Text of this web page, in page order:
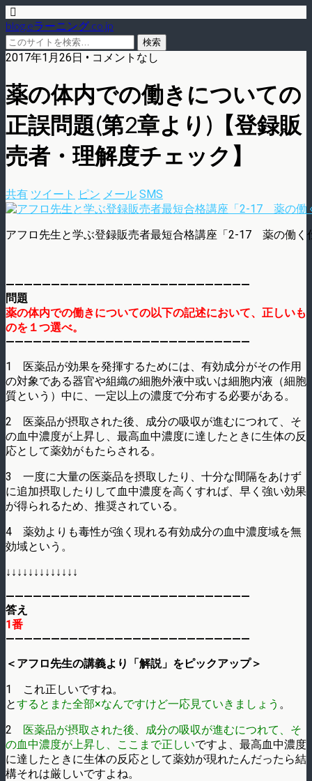
blog.eラーニング.co.jp
2017年1月26日 • コメントなし
薬の体内での働きについての
正誤問題(第2章より)【登録販
売者・理解度チェック】
共有 ツイート ピン メール SMS
アフロ先生と学ぶ登録販売者最短合格講座「2-17 薬の働く
———————————————————————————
問題
薬の体内での働きについての以下の記述において、正しいも
のを１つ選べ。
———————————————————————————
1 医薬品が効果を発揮するためには、有効成分がその作用
の対象である器官や組織の細胞外液中或いは細胞内液（細胞
質という）中に、一定以上の濃度で分布する必要がある。
2 医薬品が摂取された後、成分の吸収が進むにつれて、そ
の血中濃度が上昇し、最高血中濃度に達したときに生体の反
応として薬効がもたらされる。
3 一度に大量の医薬品を摂取したり、十分な間隔をあけず
に追加摂取したりして血中濃度を高くすれば、早く強い効果
が得られるため、推奨されている。
4 薬効よりも毒性が強く現れる有効成分の血中濃度域を無
効域という。
↓↓↓↓↓↓↓↓↓↓↓↓↓
———————————————————————————
答え
1番
———————————————————————————
＜アフロ先生の講義より「解説」をピックアップ＞
1 これ正しいですね。
とするとまた全部×なんですけど一応見ていきましょう 。
2 医薬品が摂取された後、成分の吸収が進むにつれて、そ
の血中濃度が上昇し、ここまで正しいですよ、最高血中濃度
に達したときに生体の反応として薬効が現れたんだったら結
構それは厳しいですよね。